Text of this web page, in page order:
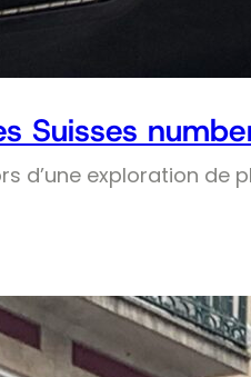
Suisses
d’une exploration de